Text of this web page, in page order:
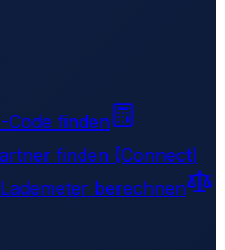
Code finden
finden (Connect)
Lademeter berechnen